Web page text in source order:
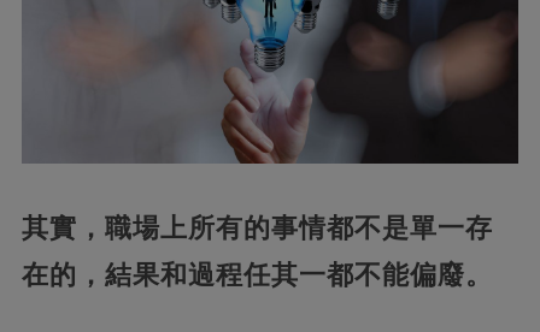
其實，職場上所有的事情都不是單一存
在的，結果和過程任其一都不能偏廢。